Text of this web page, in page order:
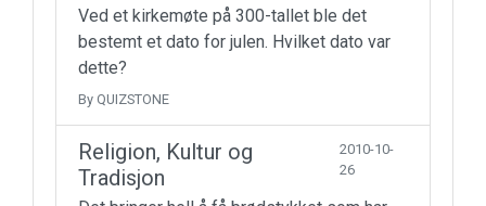
Ved et kirkemøte på 300-tallet ble det
bestemt et dato for julen. Hvilket dato var
dette?
By QUIZSTONE
Religion, Kultur og
Tradisjon
2010-10-
26